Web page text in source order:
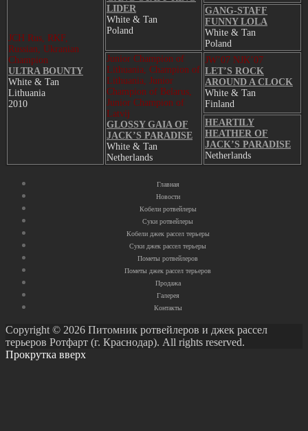
JCH Rus, RKF,
Russian, Ukranian
Champion
ULTRA BOUNTY
White & Tan
Lithuania
2010
LIDER
White & Tan
Poland
GANG-STAFF
FUNNY LOLA
White & Tan
Poland
Junior Champion of
Lithuania, Champion of
Lithuania, Junior
Champion of Belarus,
Junior Champion of
Latvij
GLOSSY GAIA OF
JACK’S PARADISE
White & Tan
Netherlands
JW’07 NJK’07
LET’S ROCK
AROUND A CLOCK
White & Tan
Finland
HEARTILY
HEATHER OF
JACK’S PARADISE
Netherlands
Главная
Новости
Кобели ротвейлеры
Суки ротвейлеры
Кобели джек рассел терьеры
Суки джек рассел терьеры
Пометы ротвейлеров
Пометы джек рассел терьеров
Продажа
Галерея
Контакты
Copyright © 2026 Питомник ротвейлеров и джек рассел
терьеров Ротфарт (г. Краснодар). All rights reserved.
Прокрутка вверх